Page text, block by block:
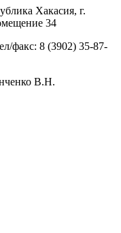
Хакасия, г.
34
факс: 8 (3902) 35-87-
В.Н.